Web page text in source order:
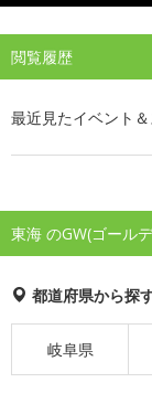
閲覧履歴
最近見たイベント
東海 のGW(ゴール
都道府県から探
岐阜県